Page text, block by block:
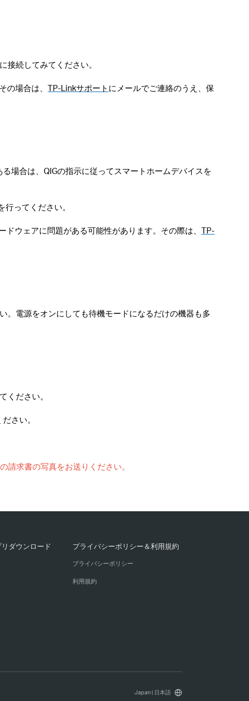
続してみてください。
の場合は、TP-Linkサポート にメールでご連絡のうえ、保
場合は、QIGの指示に従ってスマートホームデバイスを
ってください。
ドウェアに問題がある可能性があります。その際は、TP-
。電源をオンにしても待機モードになるだけの機器も多
ください。
さい。
求書の写真をお送りください。
ダウンロード プライバシーポリシー＆利用規約
プライバシーポリシー
利用規約
Japan | 日本語